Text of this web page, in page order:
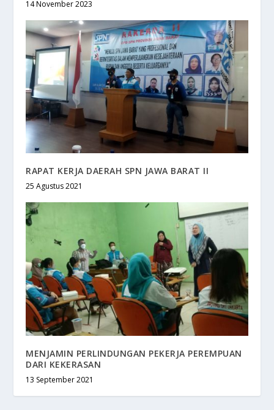
14 November 2023
RAPAT KERJA DAERAH SPN JAWA BARAT II
25 Agustus 2021
MENJAMIN PERLINDUNGAN PEKERJA PEREMPUAN
DARI KEKERASAN
13 September 2021